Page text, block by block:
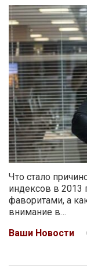
Что стало
индексов в 2013
фаворитами, а
внимание в…
Ваши Новости